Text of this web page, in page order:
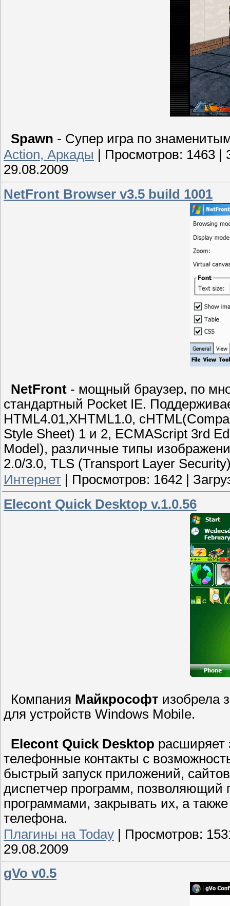
Spawn - Супер игра по
Action, Аркады
Просмотров: 1463
29.08.2009
NetFront Browser v3.5 build 1001
NetFront - мощный браузер, по
стандартный Pocket IE.
HTML4.01,XHTML1.0,
Style Sheet) 1 и 2, ECMAScript 3rd
Model), различные типы
2.0/3.0, TLS (Transport Layer
Интернет
Просмотров: 1642
Elecont Quick Desktop v.1.0.56
Компания Майкрософт изобрела
для устройств Windows Mobile.
Elecont Quick Desktop
телефонные контакты с
быстрый запуск приложений,
диспетчер программ,
программами, закрывать их, а
телефона.
Плагины на Today | Просмотров:
29.08.2009
gVo v0.5